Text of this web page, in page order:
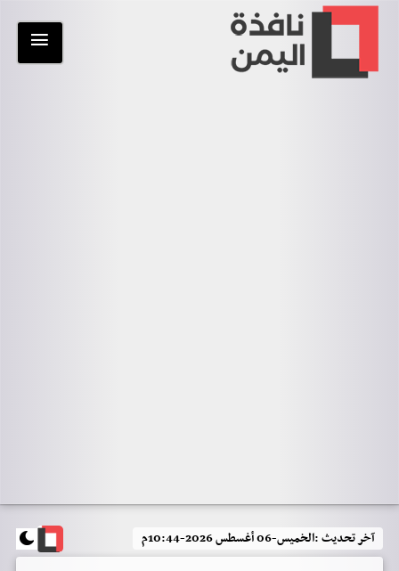
آخر تحديث :الخميس-06 أغسطس 2026-10:44م